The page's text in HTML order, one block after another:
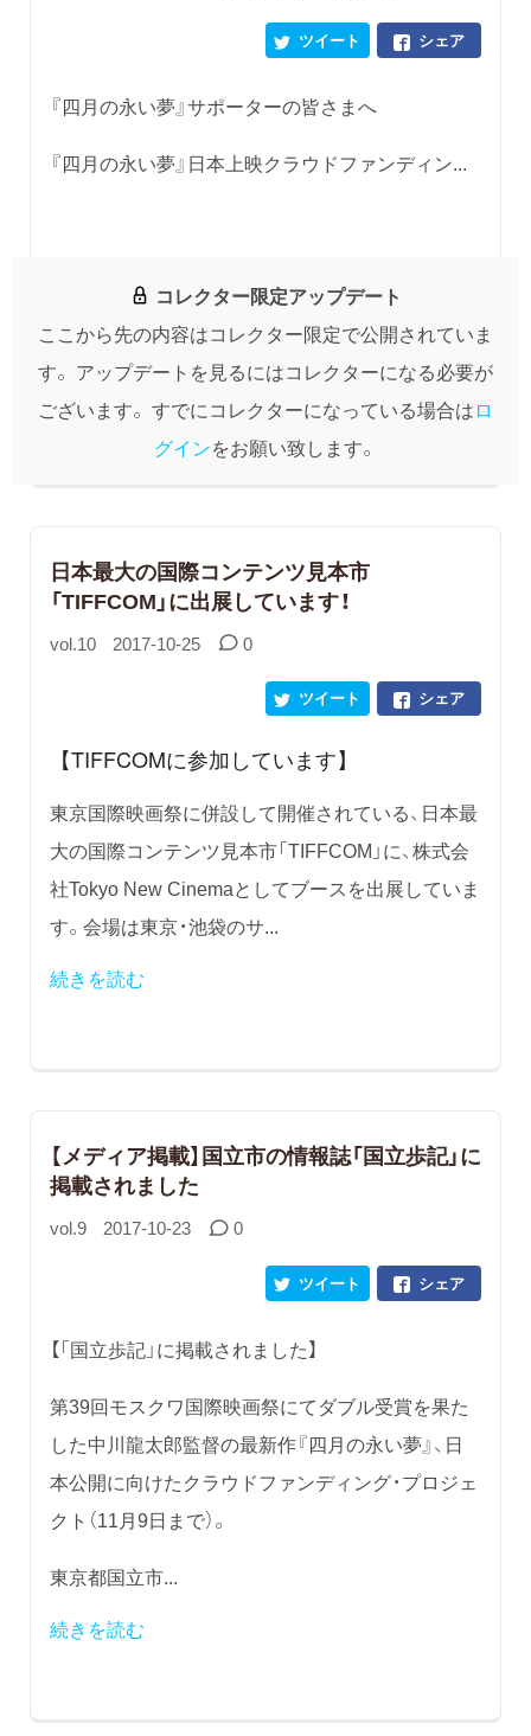
シェア
ツイート
『四月の永い夢』サポーターの皆さまへ
『四月の永い夢』日本上映クラウドファンディン...
コレクター限定アップデート
ここから先の内容はコレクター限定で公開されていま
す。 アップデートを見るにはコレクターになる必要が
ございます。 すでにコレクターになっている場合はロ
グインをお願い致します。
日本最大の国際コンテンツ見本市
「TIFFCOM」に出展しています！
vol.10 2017-10-25 0
シェア
ツイート
【TIFFCOMに参加しています】
東京国際映画祭に併設して開催されている、日本最
大の国際コンテンツ見本市「TIFFCOM」に、株式会
社Tokyo New Cinemaとしてブースを出展していま
す。会場は東京・池袋のサ...
続きを読む
【メディア掲載】国立市の情報誌「国立歩記」に
掲載されました
vol.9 2017-10-23 0
シェア
ツイート
【「国立歩記」に掲載されました】
第39回モスクワ国際映画祭にてダブル受賞を果た
した中川龍太郎監督の最新作『四月の永い夢』、日
本公開に向けたクラウドファンディング・プロジェ
クト（11月9日まで）。
東京都国立市...
続きを読む